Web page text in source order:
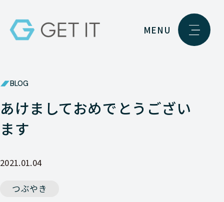
MENU
BLOG
あけましておめでとうござい
ます
2021.01.04
つぶやき